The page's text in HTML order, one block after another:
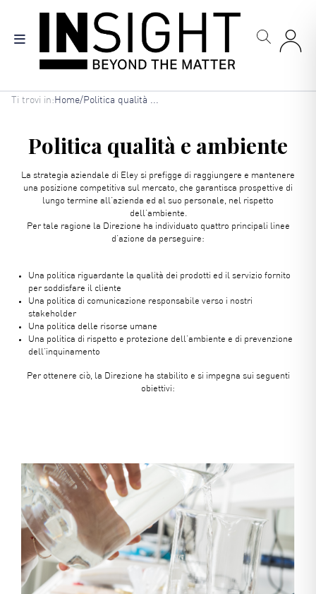
contenuto
principale
Briciole
pane
Ti trovi in: Home/ Politica qualità ...
Politica qualità e ambiente
La strategia aziendale di Eley si prefigge di raggiungere e mantenere
una posizione competitiva sul mercato, che garantisca prospettive di
lungo termine all’azienda ed al suo personale, nel rispetto
dell’ambiente.
Per tale ragione la Direzione ha individuato quattro principali linee
d’azione da perseguire:
Una politica riguardante la qualità dei prodotti ed il servizio fornito
per soddisfare il cliente
Una politica di comunicazione responsabile verso i nostri
stakeholder
Una politica delle risorse umane
Una politica di rispetto e protezione dell’ambiente e di prevenzione
dell’inquinamento
Per ottenere ciò, la Direzione ha stabilito e si impegna sui seguenti
obiettivi: